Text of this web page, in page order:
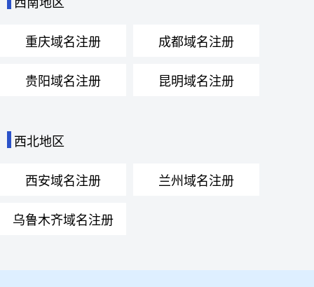
西南地区
重庆域名注册 成都域名注册
贵阳域名注册 昆明域名注册
西北地区
西安域名注册 兰州域名注册
乌鲁木齐域名注册